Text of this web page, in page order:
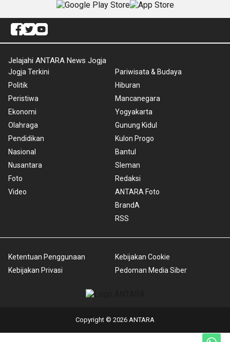
Jelajahi ANTARA News Jogja
Jogja Terkini
Politik
Peristiwa
Ekonomi
Olahraga
Pendidikan
Nasional
Nusantara
Foto
Video
Pariwisata & Budaya
Hiburan
Mancanegara
Yogyakarta
Gunung Kidul
Kulon Progo
Bantul
Sleman
Redaksi
ANTARA Foto
BrandA
RSS
Ketentuan Penggunaan
Kebijakan Privasi
Kebijakan Cookie
Pedoman Media Siber
Copyright © 2026 ANTARA